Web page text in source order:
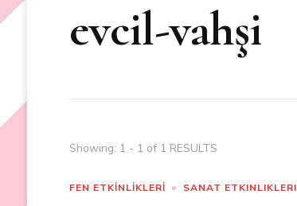
evcil-vahşi
Showing: 1 - 1 of 1 RESULTS
FEN ETKİNLİKLERİ SANAT ETKINLIKLERI